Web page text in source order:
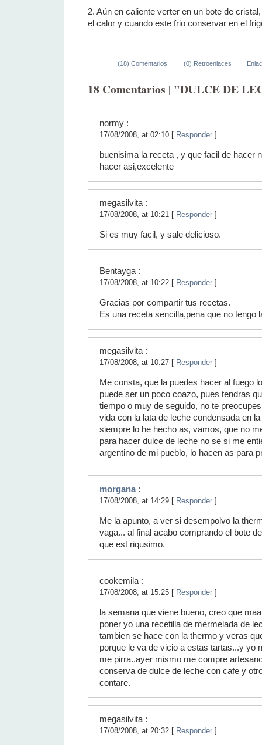
2. Aún en caliente verter en un bote de
el calor y cuando este frio conservar en el
(18) Comentarios (0) Retroenlaces
18 Comentarios | "DULCE DE
normy :
17/08/2008, at 02:10 [ Responder ]
buenisima la receta , y que facil de hacer
hacer asi,excelente
megasilvita :
17/08/2008, at 10:21 [ Responder ]
Si es muy facil, y sale delicioso.
Bentayga :
17/08/2008, at 10:22 [ Responder ]
Gracias por compartir tus recetas.
Es una receta sencilla,pena que no tengo
megasilvita :
17/08/2008, at 10:27 [ Responder ]
Me consta, que la puedes hacer al fuego
puede ser un poco coazo, pues tendras
tiempo o muy de seguido, no te
vida con la lata de leche condensada en
siempre lo he hecho as, vamos, que no
para hacer dulce de leche no se si me
argentino de mi pueblo, lo hacen as para
morgana:
17/08/2008, at 14:29 [ Responder ]
Me la apunto, a ver si desempolvo la
vaga... al final acabo comprando el bote
que est riqusimo.
cookemila :
17/08/2008, at 15:25 [ Responder ]
la semana que viene bueno, creo que
poner yo una recetilla de mermelada de
tambien se hace con la thermo y veras
porque le va de vicio a estas tartas...y yo
me pirra..ayer mismo me compre
conserva de dulce de leche con cafe y
contare.
megasilvita :
17/08/2008, at 20:32 [ Responder ]